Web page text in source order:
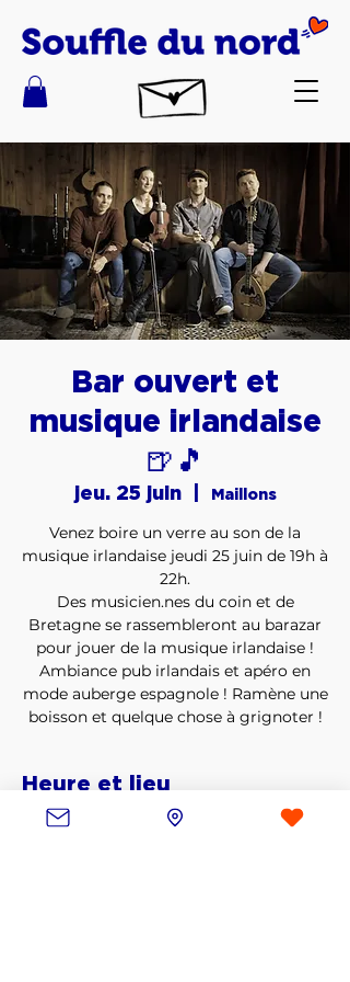
Bar ouvert et
musique irlandaise
🍺🎵
jeu. 25 juin
  |
Maillons
Venez boire un verre au son de la
musique irlandaise jeudi 25 juin de 19h à
22h.
Des musicien.nes du coin et de
Bretagne se rassembleront au barazar
pour jouer de la musique irlandaise !
Ambiance pub irlandais et apéro en
mode auberge espagnole ! Ramène une
boisson et quelque chose à grignoter !
Heure et lieu
25 juin 2026, 19:00 – 22:00